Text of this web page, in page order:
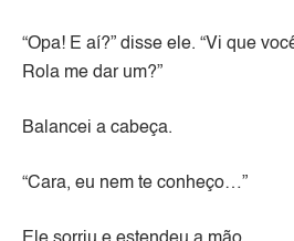
“Opa! E aí?” disse ele. “Vi que
Rola me dar um?”
Balancei a cabeça.
“Cara, eu nem te conheço…”